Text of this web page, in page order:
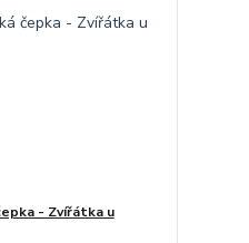
- Zvířátka u